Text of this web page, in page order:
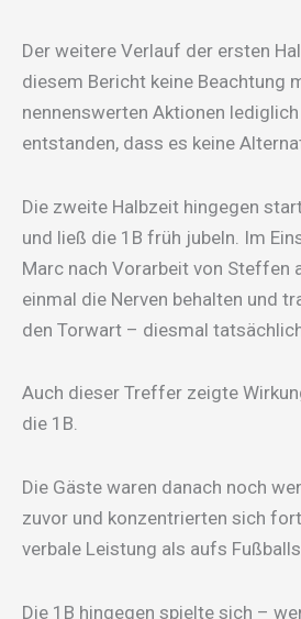
Der weitere Verlauf der ersten
diesem Bericht keine Beachtung
nennenswerten Aktionen
entstanden, dass es keine
Die zweite Halbzeit hingegen
und ließ die 1B früh jubeln. Im
Marc nach Vorarbeit von Steffen
einmal die Nerven behalten und
den Torwart – diesmal
Auch dieser Treffer zeigte
die 1B.
Die Gäste waren danach noch
zuvor und konzentrierten sich
verbale Leistung als aufs
Die 1B hingegen spielte sich –